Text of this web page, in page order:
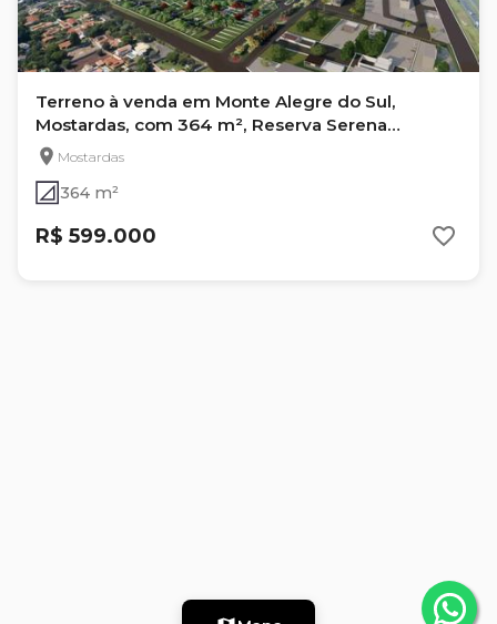
Terreno à venda em Monte Alegre do Sul,
Mostardas, com 364 m², Reserva Serena
Campinas
Mostardas
364 m²
R$ 599.000